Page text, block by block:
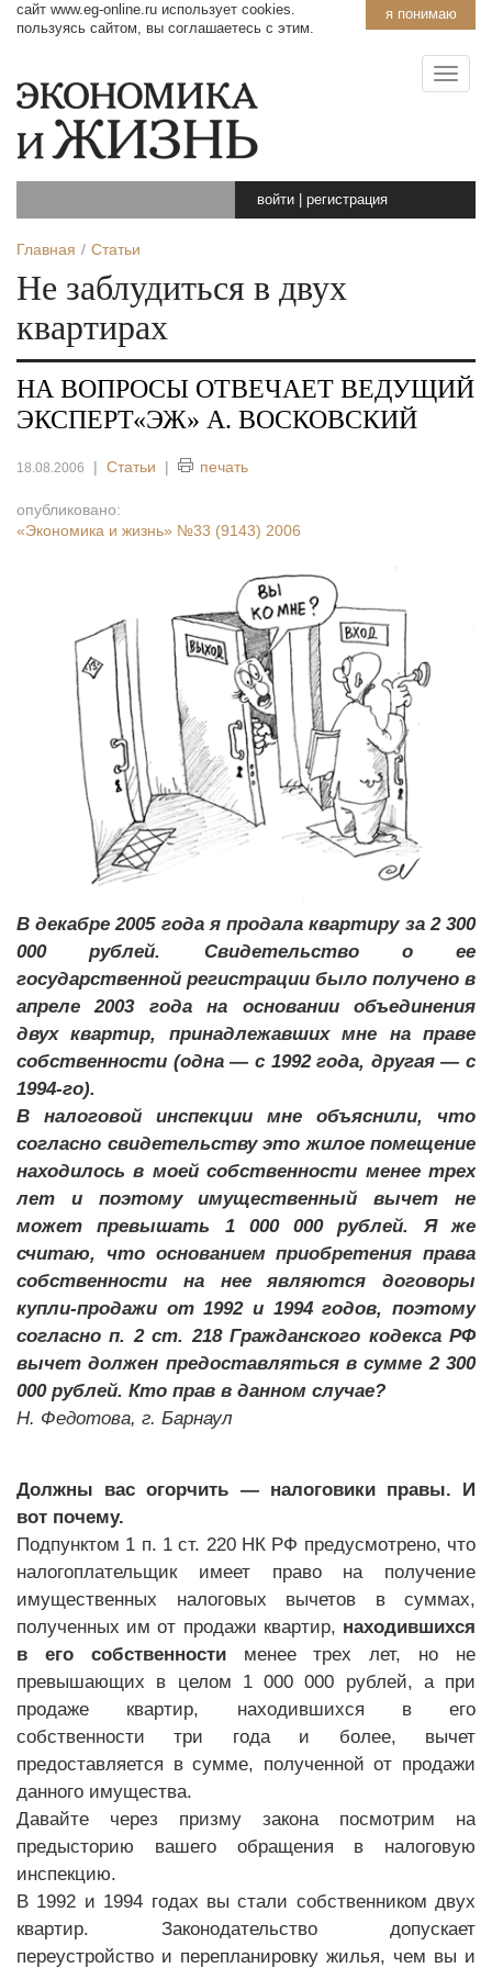
я понимаю
сайт www.eg-online.ru использует cookies.
пользуясь сайтом, вы соглашаетесь с этим.
войти регистрация
Главная Статьи
Не заблудиться в двух
квартирах
НА ВОПРОСЫ ОТВЕЧАЕТ ВЕДУЩИЙ
ЭКСПЕРТ«ЭЖ» А. ВОСКОВСКИЙ
18.08.2006 | Статьи | печать
опубликовано:
«Экономика и жизнь» №33 (9143) 2006
В декабре 2005 года я продала квартиру за 2 300
000 рублей. Свидетельство о ее
государственной регистрации было получено в
апреле 2003 года на основании объединения
двух квартир, принадлежавших мне на праве
собственности (одна — с 1992 года, другая — с
1994-го).
В налоговой инспекции мне объяснили, что
согласно свидетельству это жилое помещение
находилось в моей собственности менее трех
лет и поэтому имущественный вычет не
может превышать 1 000 000 рублей. Я же
считаю, что основанием приобретения права
собственности на нее являются договоры
купли-продажи от 1992 и 1994 годов, поэтому
согласно п. 2 ст. 218 Гражданского кодекса РФ
вычет должен предоставляться в сумме 2 300
000 рублей. Кто прав в данном случае?
Н. Федотова, г. Барнаул
Должны вас огорчить — налоговики правы. И
вот почему.
Подпунктом 1 п. 1 ст. 220 НК РФ предусмотрено, что
налогоплательщик имеет право на получение
имущественных налоговых вычетов в суммах,
полученных им от продажи квартир, находившихся
в его собственностименее трех лет, но не
превышающих в целом 1 000 000 рублей, а при
продаже квартир, находившихся в его
собственности три года и более, вычет
предоставляется в сумме, полученной от продажи
данного имущества.
Давайте через призму закона посмотрим на
предысторию вашего обращения в налоговую
инспекцию.
В 1992 и 1994 годах вы стали собственником двух
квартир. Законодательство допускает
переустройство и перепланировку жилья, чем вы и